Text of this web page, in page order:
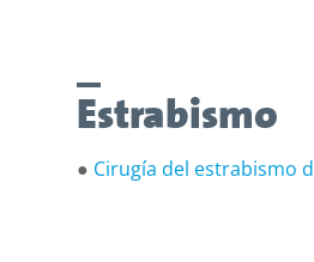
Estrabismo
● Cirugía del estrabismo